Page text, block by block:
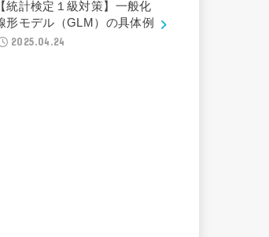
【統計検定１級対策】一般化
形モデル（GLM）の具体例
2025.04.24